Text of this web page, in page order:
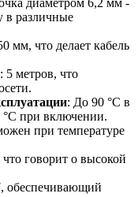
диаметром 6,2 мм -
в различные
мм, что делает кабель
: 5 метров, что
: До 90 °С в
при включении.
при температуре
говорит о высокой
обеспечивающий